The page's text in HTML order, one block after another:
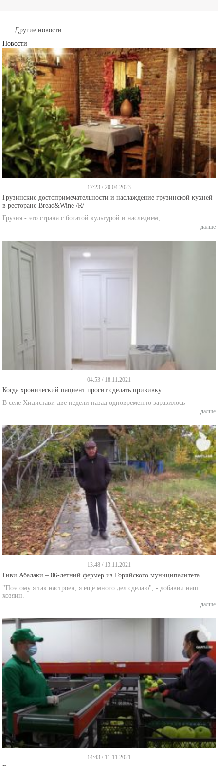
Другие новости
Новости
17:23 / 20.04.2023
Грузинские достопримечательности и наслаждение грузинской кухней
в ресторане Bread&Wine /R/
Грузия - это страна с богатой культурой и наследием,
далше
04:53 / 18.11.2021
Когда хронический пациент просит сделать прививку…
В селе Хидистави две недели назад одновременно заразилось
далше
13:48 / 13.11.2021
Гиви Абалаки – 86-летний фермер из Горийского муниципалитета
"Поэтому я так настроен, я ещё много дел сделаю", - добавил наш
хозяин.
далше
14:43 / 11.11.2021